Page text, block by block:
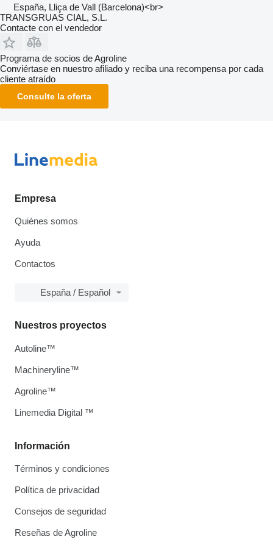
España, Lliça de Vall (Barcelona)<br>
TRANSGRUAS CIAL, S.L.
Contacte con el vendedor
Programa de socios de Agroline
Conviértase en nuestro afiliado y reciba una recompensa por cada
cliente atraído
Consulte la oferta
Empresa
Quiénes somos
Ayuda
Contactos
España / Español
Información
Términos y condiciones
Política de privacidad
Consejos de seguridad
Reseñas de Agroline
Nuestros proyectos
Autoline™
Machineryline™
Agroline™
Linemedia Digital ™